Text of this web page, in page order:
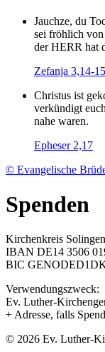
Jauchze, du
sei fröhlich von
der HERR hat
Zefanja 3,14-15
Christus ist
verkündigt
nahe waren.
Epheser 2,17
© Evangelische
Spenden
Kirchenkreis Solingen
IBAN DE14 3506
BIC
Verwendungszweck:
Ev. Luther-
+ Adresse, falls
© 2026 Ev. Luther-